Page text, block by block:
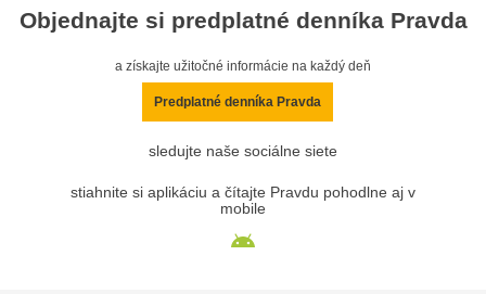
Objednajte si predplatné denníka Pravda
a získajte užitočné informácie na každý deň
Predplatné denníka Pravda
sledujte naše sociálne siete
stiahnite si aplikáciu a čítajte Pravdu pohodlne aj v
mobile